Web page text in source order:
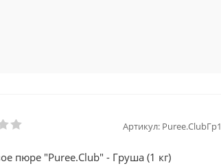
Артикул: Puree.ClubГр1
пюре "Puree.Club" - Груша (1 кг)